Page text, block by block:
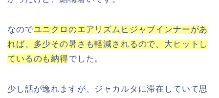
なのでユニクロのエアリズムヒジャブインナーがあ
れば、多少その暑さも軽減されるので、大ヒットし
ているのも納得でした。
少し話が逸れますが、ジャカルタに滞在していて思